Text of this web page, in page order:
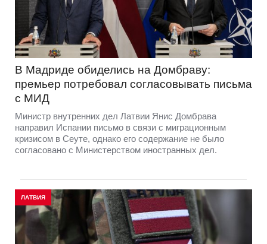
В Мадриде обиделись на Домбраву:
премьер потребовал согласовывать письма
с МИД
Министр внутренних дел Латвии Янис Домбрава
направил Испании письмо в связи с миграционным
кризисом в Сеуте, однако его содержание не было
согласовано с Министерством иностранных дел.
ЛАТВИЯ